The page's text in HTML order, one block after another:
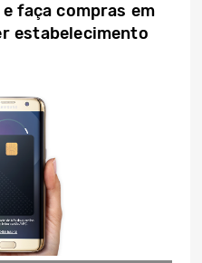
faça compras em
estabelecimento